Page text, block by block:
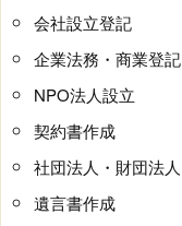
会社設立登記
企業法務・商業登記
NPO法人設立
契約書作成
社団法人・財団法人
遺言書作成